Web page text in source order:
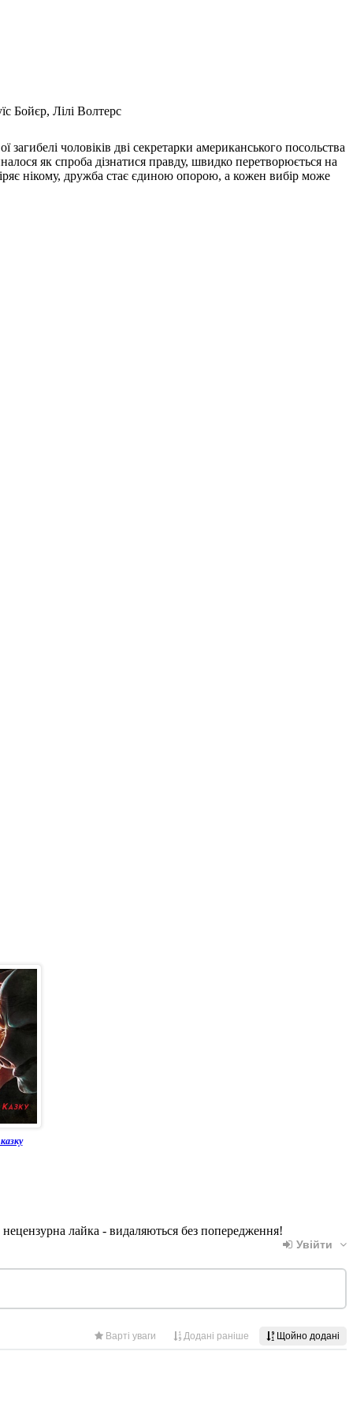
Бойєр, Лілі Волтерс
чоловіків дві секретарки американського посольства
як спроба дізнатися правду, швидко перетворюється на
нікому, дружба стає єдиною опорою, а кожен вибір може
лайка - видаляються без попередження!